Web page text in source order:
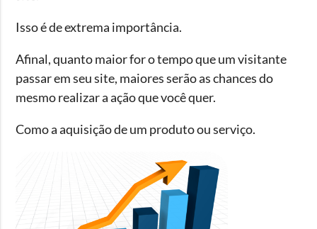
Isso é de extrema importância.
Afinal, quanto maior for o tempo que um visitante
passar em seu site, maiores serão as chances do
mesmo realizar a ação que você quer.
Como a aquisição de um produto ou serviço.